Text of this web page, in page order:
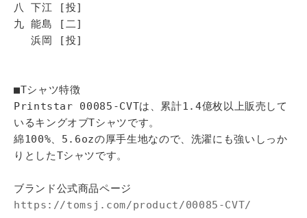
八 下江 [投]
九 能島 [二]
浜岡 [投]
■Tシャツ特徴
Printstar 00085-CVTは、累計1.4億枚以上販売して
いるキングオブTシャツです。
綿100%、5.6ozの厚手生地なので、洗濯にも強いしっか
りとしたTシャツです。
ブランド公式商品ページ
https://tomsj.com/product/00085-CVT/